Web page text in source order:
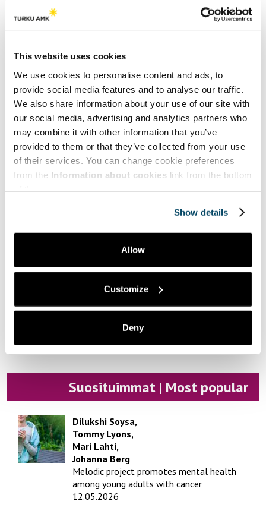
This website uses cookies
We use cookies to personalise content and ads, to
provide social media features and to analyse our traffic.
We also share information about your use of our site with
our social media, advertising and analytics partners who
may combine it with other information that you’ve
provided to them or that they’ve collected from your use
of their services. You can change cookie preferences
from the Information about cookies link from the bottom
Show details
Allow
Customize
Deny
Artikkelit käyttäjältä
Sini Eloranta TtT, dosentti, yliopettaja, Turun
Eloranta on koulutukseltaan sairaanhoitaja, TtT ja
hoitotieteen dosentti. Hän työskentelee yliopettajana
YAMK-koulutuksessa.
Teemat | Themes
Hyve | Health and Well-being
Puheenvuoroja | Comments
Taide | Art
Tekniikka | Engineering
Yrittäjyys | Entrepreneurship
Suosituimmat | Most popular
Dilukshi Soysa,
Tommy Lyons,
Mari Lahti,
Johanna Berg
Melodic project promotes mental health
among young adults with cancer
12.05.2026